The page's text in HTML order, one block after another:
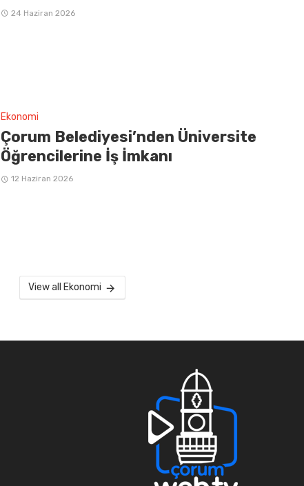
24 Haziran 2026
Ekonomi
Çorum Belediyesi’nden Üniversite
Öğrencilerine İş İmkanı
12 Haziran 2026
View all Ekonomi